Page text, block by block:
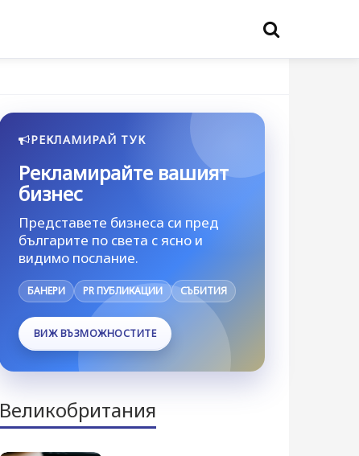
РЕКЛАМИРАЙ ТУК
Рекламирайте вашият
бизнес
Представете бизнеса си пред
българите по света с ясно и
видимо послание.
БАНЕРИ PR ПУБЛИКАЦИИ СЪБИТИЯ
ВИЖ ВЪЗМОЖНОСТИТЕ
Великобритания